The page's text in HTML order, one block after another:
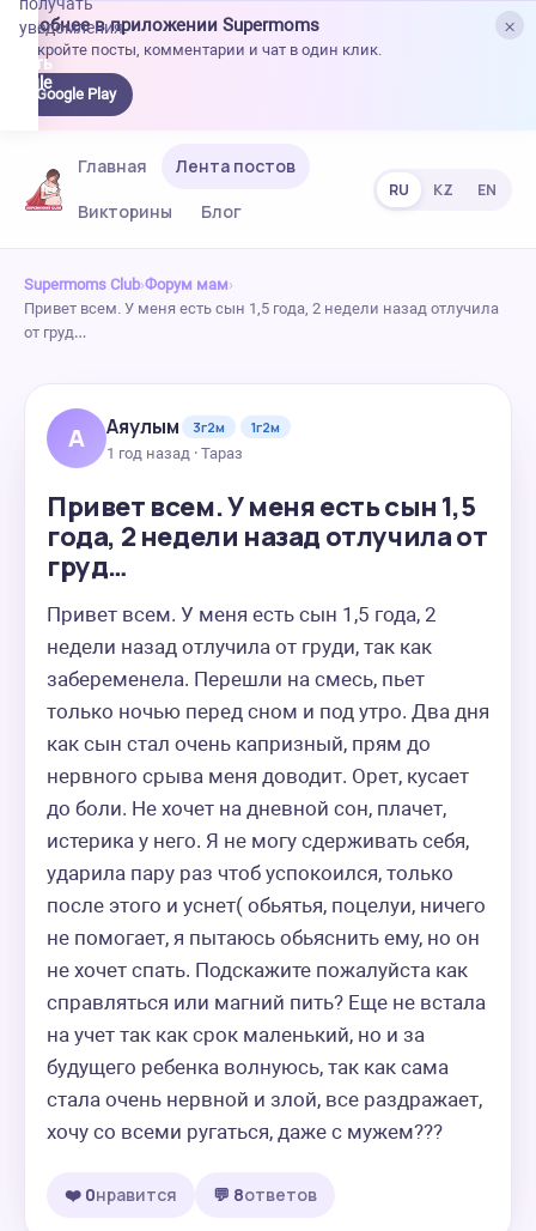
×
Удобнее в приложении Supermoms
Откройте посты, комментарии и чат в один клик.
Google Play
уведомления.
Главная
Лента постов
Викторины
Блог
RU KZ EN
Supermoms Club›Форум мам›
Привет всем. У меня есть сын 1,5 года, 2 недели назад отлучила
от груд…
А Аяулым 3г2м
1г2м
1 год назад · Тараз
Привет всем. У меня есть сын 1,5
года, 2 недели назад отлучила от
груд…
Привет всем. У меня есть сын 1,5 года, 2
недели назад отлучила от груди, так как
забеременела. Перешли на смесь, пьет
только ночью перед сном и под утро. Два дня
как сын стал очень капризный, прям до
нервного срыва меня доводит. Орет, кусает
до боли. Не хочет на дневной сон, плачет,
истерика у него. Я не могу сдерживать себя,
ударила пару раз чтоб успокоился, только
после этого и уснет( обьятья, поцелуи, ничего
не помогает, я пытаюсь обьяснить ему, но он
не хочет спать. Подскажите пожалуйста как
справляться или магний пить? Еще не встала
на учет так как срок маленький, но и за
будущего ребенка волнуюсь, так как сама
стала очень нервной и злой, все раздражает,
хочу со всеми ругаться, даже с мужем???
❤️ 0нравится 💬 8ответов